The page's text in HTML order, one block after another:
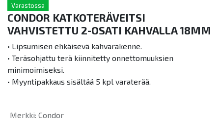
Varastossa
CONDOR KATKOTERÄVEITSI
VAHVISTETTU 2-OSATI KAHVALLA 18MM
• Lipsumisen ehkäisevä kahvarakenne.
• Teräsohjattu terä kiinnitetty onnettomuuksien
minimoimiseksi.
• Myyntipakkaus sisältää 5 kpl varaterää.
Merkki: Condor